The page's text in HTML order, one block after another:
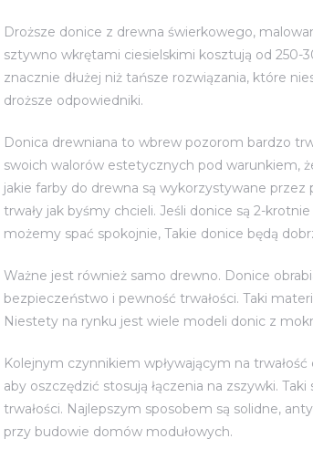
Droższe donice z drewna świerkowego,
sztywno wkrętami ciesielskimi kosztują od 250-
znacznie dłużej niż tańsze rozwiązania, które
droższe odpowiedniki.
Donica drewniana to wbrew pozorom bardzo
swoich walorów estetycznych pod warunkiem,
jakie farby do drewna są wykorzystywane
trwały jak byśmy chcieli. Jeśli donice są 2-
możemy spać spokojnie, Takie donice będą
Ważne jest również samo drewno. Donice
bezpieczeństwo i pewność trwałości. Taki
Niestety na rynku jest wiele modeli donic z
Kolejnym czynnikiem wpływającym na
aby oszczędzić stosują łączenia na zszywki.
trwałości. Najlepszym sposobem są solidne,
przy budowie domów modułowych.